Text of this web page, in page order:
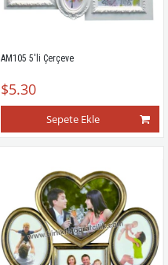
AM105 5'li Çerçeve
$5.30
Sepete Ekle